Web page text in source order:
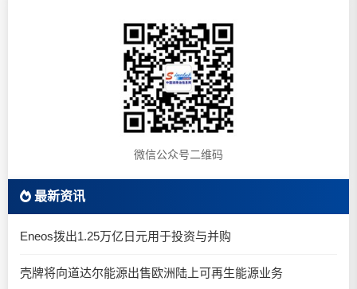
微信公众号二维码
最新资讯
Eneos拨出1.25万亿日元用于投资与并购
壳牌将向道达尔能源出售欧洲陆上可再生能源业务